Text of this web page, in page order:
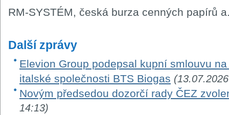
RM-SYSTÉM, česká burza cenných papírů
Další zprávy
Elevion Group podepsal kupní smlouvu
italské společnosti BTS Biogas
Novým předsedou dozorčí rady ČEZ
14:13)